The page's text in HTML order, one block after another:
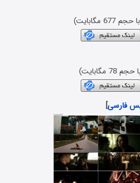
فارسی]